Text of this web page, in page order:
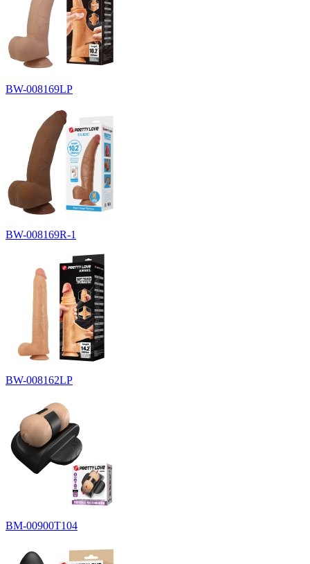
BW-008169LP
BW-008169R-1
BW-008162LP
BM-00900T104